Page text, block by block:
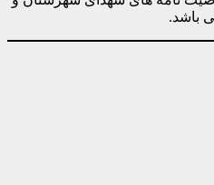
باشد.